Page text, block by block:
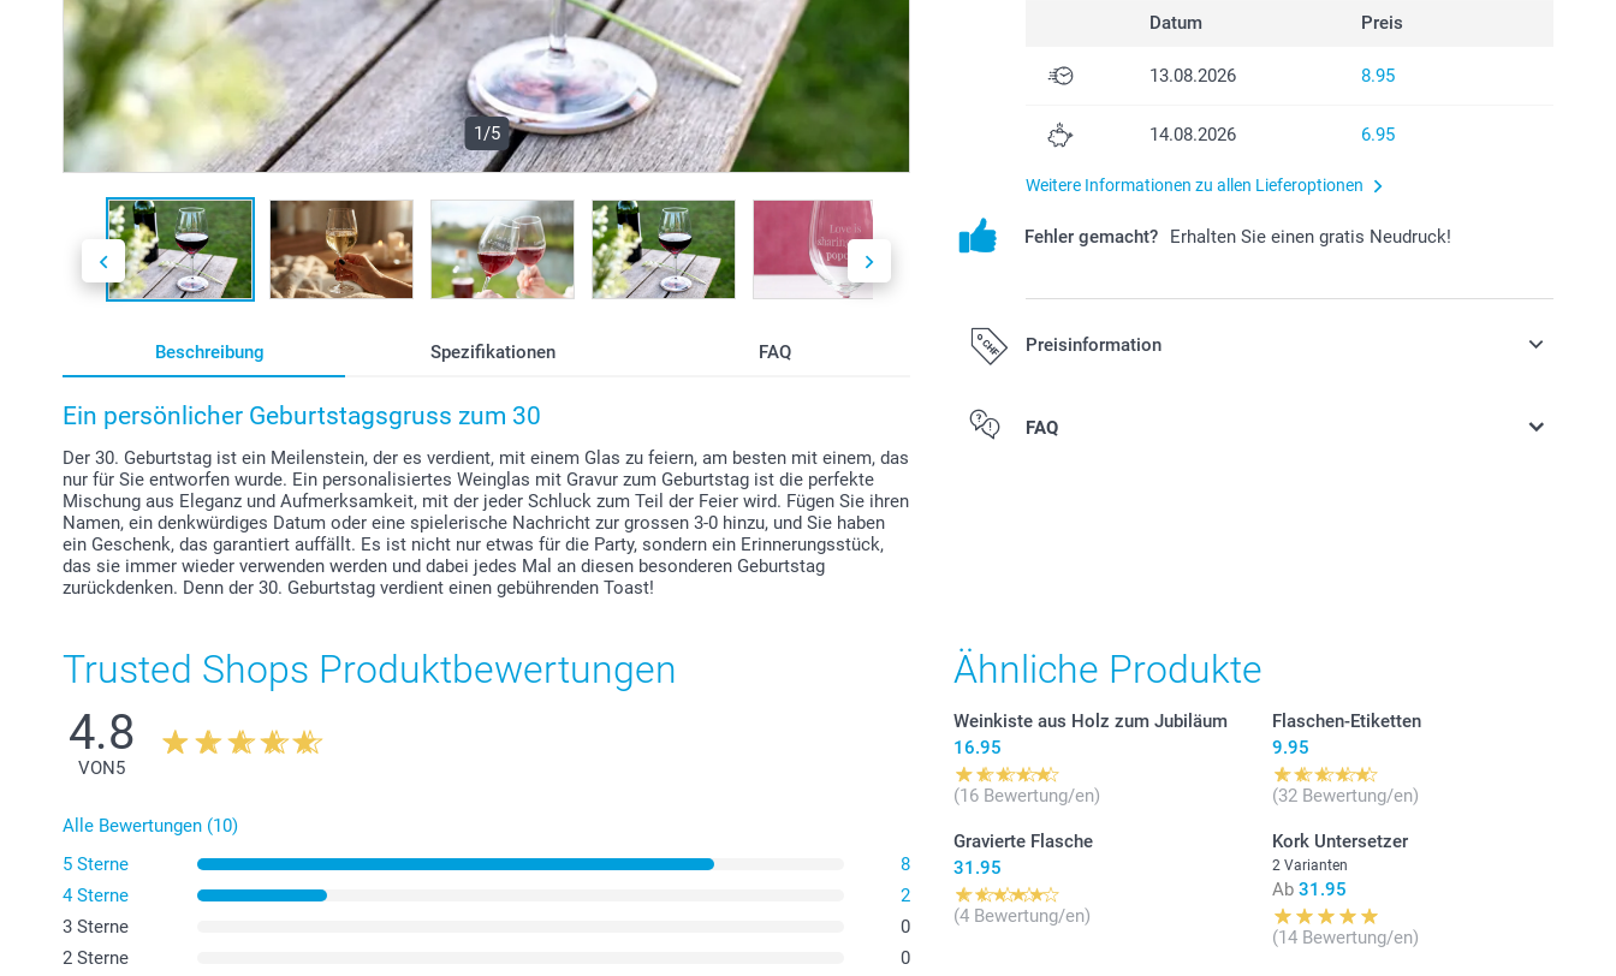
1/5
Beschreibung Spezifikationen FAQ
Ein persönlicher Geburtstagsgruss zum 30
Der 30. Geburtstag ist ein Meilenstein, der es verdient, mit einem Glas zu feiern, am besten mit einem, das
nur für Sie entworfen wurde. Ein personalisiertes Weinglas mit Gravur zum Geburtstag ist die perfekte
Mischung aus Eleganz und Aufmerksamkeit, mit der jeder Schluck zum Teil der Feier wird. Fügen Sie ihren
Namen, ein denkwürdiges Datum oder eine spielerische Nachricht zur grossen 3-0 hinzu, und Sie haben
ein Geschenk, das garantiert auffällt. Es ist nicht nur etwas für die Party, sondern ein Erinnerungsstück,
das sie immer wieder verwenden werden und dabei jedes Mal an diesen besonderen Geburtstag
zurückdenken. Denn der 30. Geburtstag verdient einen gebührenden Toast!
Datum Preis
13.08.2026 8.95
14.08.2026 6.95
Weitere Informationen zu allen Lieferoptionen
Fehler gemacht? Erhalten Sie einen gratis Neudruck!
Preisinformation
Alle Preise verstehen sich in Schweizer Franken (CHF) inkl. MwSt. und
FAQ
Trusted Shops Produktbewertungen
4.8
VON5
Alle Bewertungen (10)
5 Sterne
8
4 Sterne
2
3 Sterne
0
2 Sterne
0
Ähnliche Produkte
Weinkiste aus Holz zum Jubiläum
16.95
(16 Bewertung/en)
Flaschen-Etiketten
9.95
(32 Bewertung/en)
Gravierte Flasche
31.95
(4 Bewertung/en)
Kork Untersetzer
2 Varianten
Ab 31.95
(14 Bewertung/en)